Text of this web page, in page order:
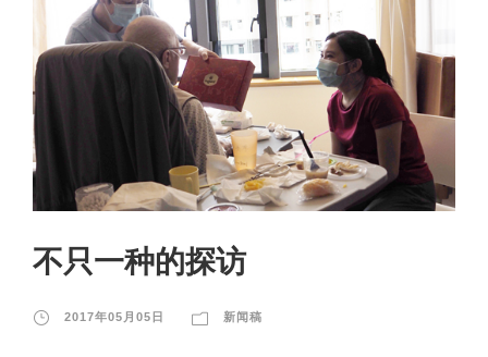
不只一种的探访
2017年05月05日 新闻稿